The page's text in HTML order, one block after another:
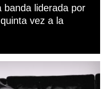
banda liderada por
vez a la